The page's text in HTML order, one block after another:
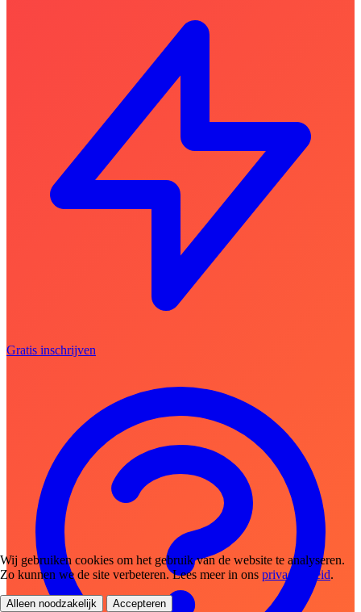
Gratis inschrijven
Wij gebruiken cookies om het gebruik van de website te analyseren.
Zo kunnen we de site verbeteren. Lees meer in ons privacybeleid.
Alleen noodzakelijk Accepteren